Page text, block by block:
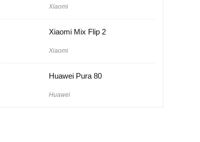
Xiaomi
Xiaomi Mix Flip 2
Xiaomi
Huawei Pura 80
Huawei